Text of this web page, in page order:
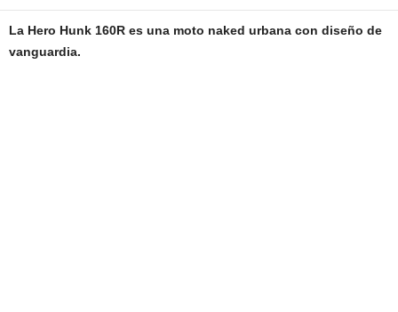
La Hero Hunk 160R es una moto naked urbana con diseño de
vanguardia.